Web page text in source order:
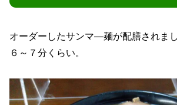
オーダーしたサンマ―麺が配膳されま
６～７分くらい。